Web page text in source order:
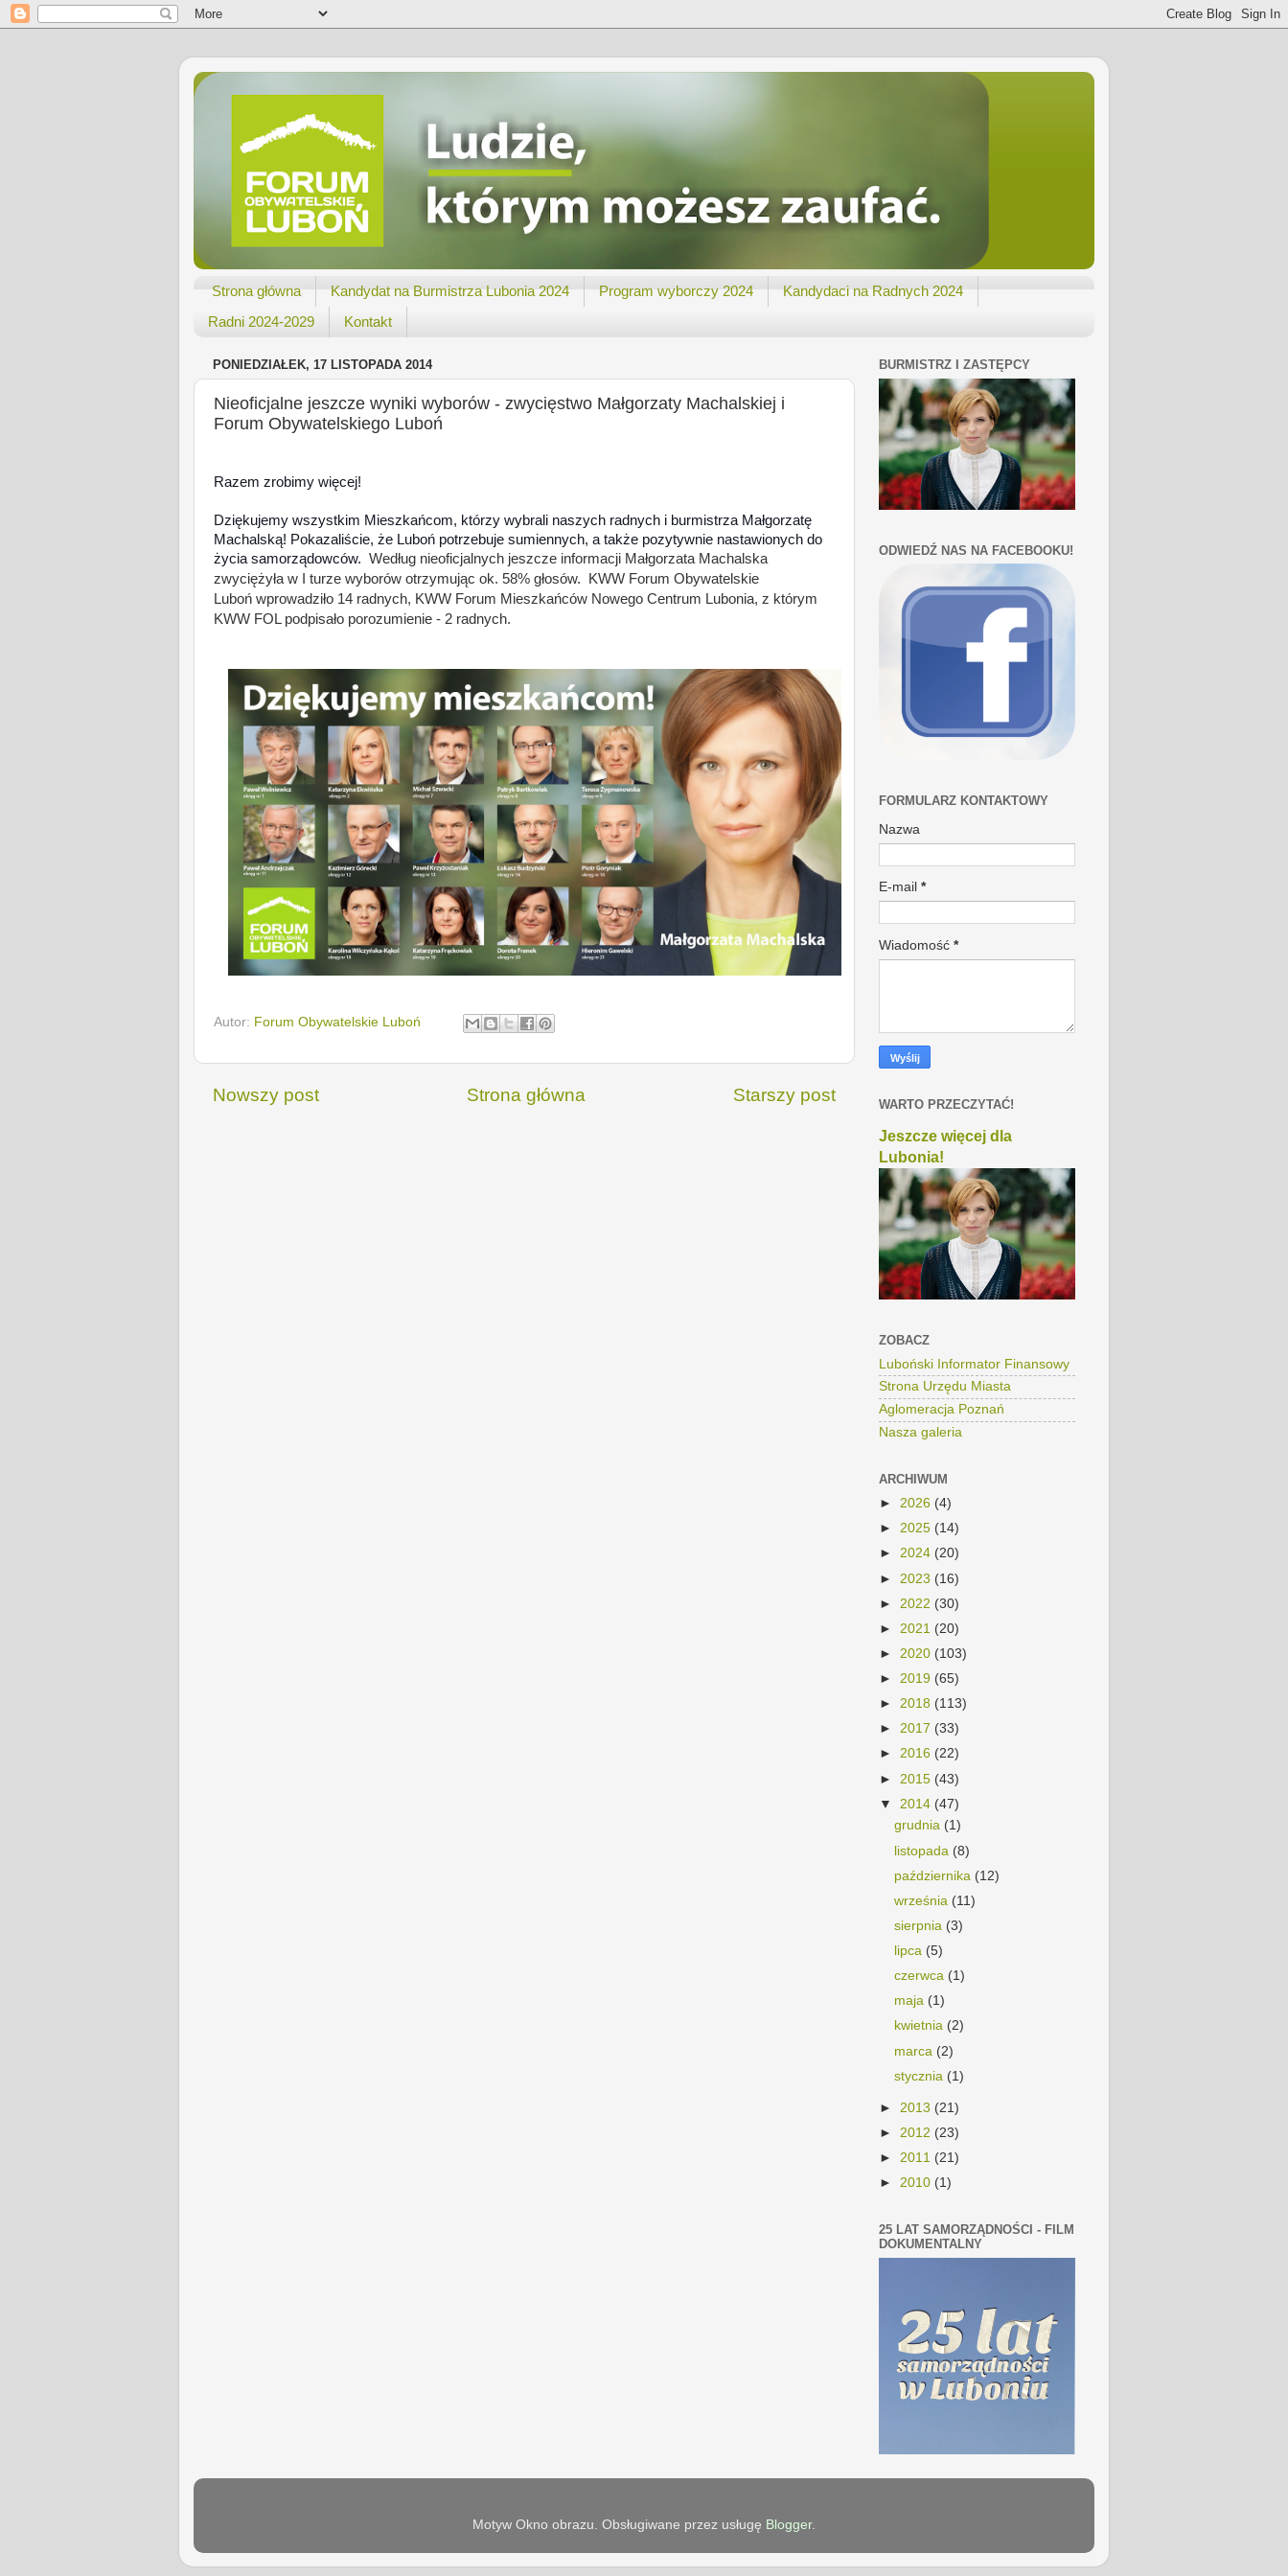
Strona główna Kandydat na Burmistrza Lubonia 2024 Program wyborczy 2024
Kandydaci na Radnych 2024
Radni 2024-2029
Kontakt
PONIEDZIAŁEK, 17 LISTOPADA 2014
Nieoficjalne jeszcze wyniki wyborów - zwycięstwo Małgorzaty Machalskiej i
Forum Obywatelskiego Luboń
Razem zrobimy więcej!
Dziękujemy wszystkim Mieszkańcom, którzy wybrali naszych radnych i burmistrza Małgorzatę
Machalską! Pokazaliście, że Luboń potrzebuje sumiennych, a także pozytywnie nastawionych do
życia samorządowców. Według nieoficjalnych jeszcze informacji Małgorzata Machalska
zwyciężyła w I turze wyborów otrzymując ok. 58% głosów.
KWW Forum Obywatelskie
Luboń wprowadziło 14 radnych, KWW Forum Mieszkańców Nowego Centrum Lubonia, z którym
KWW FOL podpisało porozumienie - 2 radnych.
Autor: Forum Obywatelskie Luboń
Nowszy post Starszy post
Strona główna
BURMISTRZ I ZASTĘPCY
ODWIEDŹ NAS NA FACEBOOKU!
FORMULARZ KONTAKTOWY
Nazwa
E-mail *
Wiadomość *
WARTO PRZECZYTAĆ!
Jeszcze więcej dla
Lubonia!
ZOBACZ
Luboński Informator Finansowy
Strona Urzędu Miasta
Aglomeracja Poznań
Nasza galeria
ARCHIWUM
► 2026 (4)
► 2025 (14)
► 2024 (20)
► 2023 (16)
► 2022 (30)
► 2021 (20)
► 2020 (103)
► 2019 (65)
► 2018 (113)
► 2017 (33)
► 2016 (22)
► 2015 (43)
▼ 2014 (47)
grudnia (1)
listopada (8)
października (12)
września (11)
sierpnia (3)
lipca (5)
czerwca (1)
maja (1)
kwietnia (2)
marca (2)
stycznia (1)
► 2013 (21)
► 2012 (23)
► 2011 (21)
► 2010 (1)
25 LAT SAMORZĄDNOŚCI - FILM
DOKUMENTALNY
Motyw Okno obrazu. Obsługiwane przez usługę Blogger.